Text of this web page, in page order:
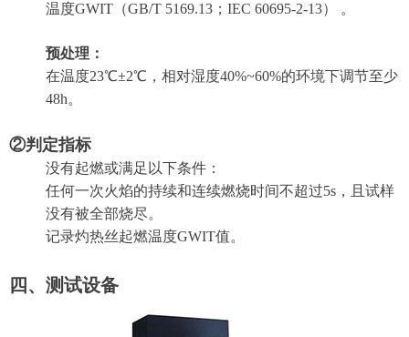
温度GWIT（GB/T 5169.13；IEC 60695-2-13） 。
预处理 ：
在温度23℃±2℃，相对湿度40%~60%的环境下调节至少
48h。
②判定指标
没有起燃或满足以下条件：
任何一次火焰的持续和连续燃烧时间不超过5s，且试样
没有被全部烧尽。
记录灼热丝起燃温度GWIT值。
四、测试设备